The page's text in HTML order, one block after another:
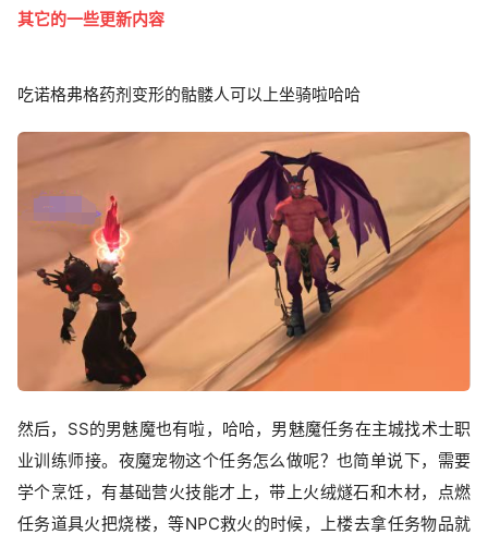
其它的一些更新内容
吃诺格弗格药剂变形的骷髅人可以上坐骑啦哈哈
然后，SS的男魅魔也有啦，哈哈，男魅魔任务在主城找术士职
业训练师接。夜魔宠物这个任务怎么做呢？也简单说下，需要
学个烹饪，有基础营火技能才上，带上火绒燧石和木材，点燃
任务道具火把烧楼，等NPC救火的时候，上楼去拿任务物品就